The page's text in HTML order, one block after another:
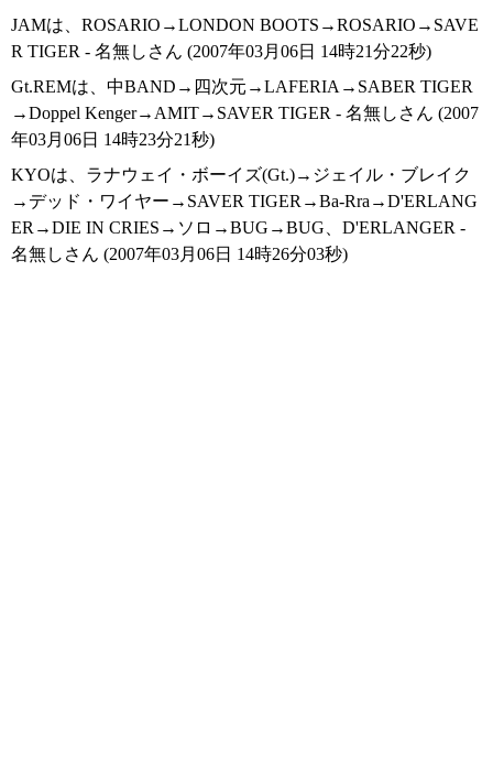
JAMは、ROSARIO→LONDON BOOTS→ROSARIO→SAVE
R TIGER - 名無しさん (2007年03月06日 14時21分22秒)
Gt.REMは、中BAND→四次元→LAFERIA→SABER TIGER
→Doppel Kenger→AMIT→SAVER TIGER - 名無しさん (2007
年03月06日 14時23分21秒)
KYOは、ラナウェイ・ボーイズ(Gt.)→ジェイル・ブレイク
→デッド・ワイヤー→SAVER TIGER→Ba-Rra→D'ERLANG
ER→DIE IN CRIES→ソロ→BUG→BUG、D'ERLANGER -
名無しさん (2007年03月06日 14時26分03秒)